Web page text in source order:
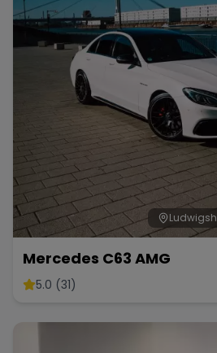
Mercedes C63 AMG
5.0 (31)